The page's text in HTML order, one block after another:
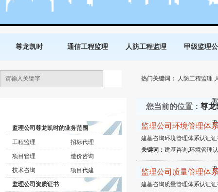
尊龙凯时 通信工程监理 人防工程监理 甲级监理
热门关键词： 人防工程监理
监理公司尊龙凯时的业务范围
工程监理 招标代理
项目管理 造价咨询
技术咨询 项目代建
监理公司资质证书
您当前的位置： 尊龙
监理公司环境管理体
建基咨询环境管理体系认证
关键词： 建基咨询,环境管理
监理公司质量管理体
建基咨询质量管理体系认证